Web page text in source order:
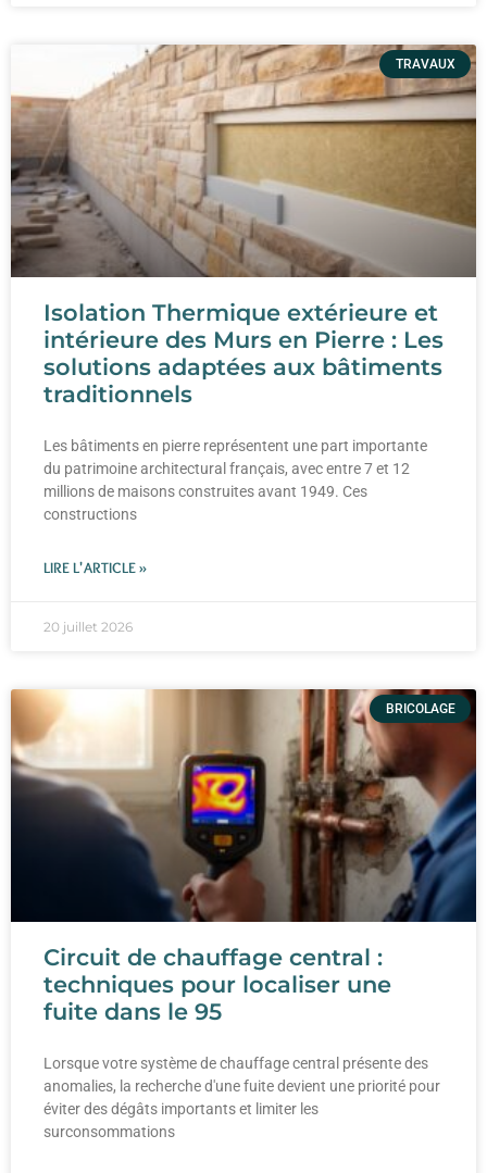
TRAVAUX
Isolation Thermique extérieure et
intérieure des Murs en Pierre : Les
solutions adaptées aux bâtiments
traditionnels
Les bâtiments en pierre représentent une part importante
du patrimoine architectural français, avec entre 7 et 12
millions de maisons construites avant 1949. Ces
constructions
LIRE L'ARTICLE »
20 juillet 2026
BRICOLAGE
Circuit de chauffage central :
techniques pour localiser une
fuite dans le 95
Lorsque votre système de chauffage central présente des
anomalies, la recherche d'une fuite devient une priorité pour
éviter des dégâts importants et limiter les
surconsommations